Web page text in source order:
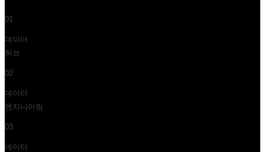
01
데이터
허브
02
데이터
엔지니어링
03
데이터